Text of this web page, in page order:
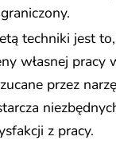
techniki jest
własnej pracy
przez
z pracy.